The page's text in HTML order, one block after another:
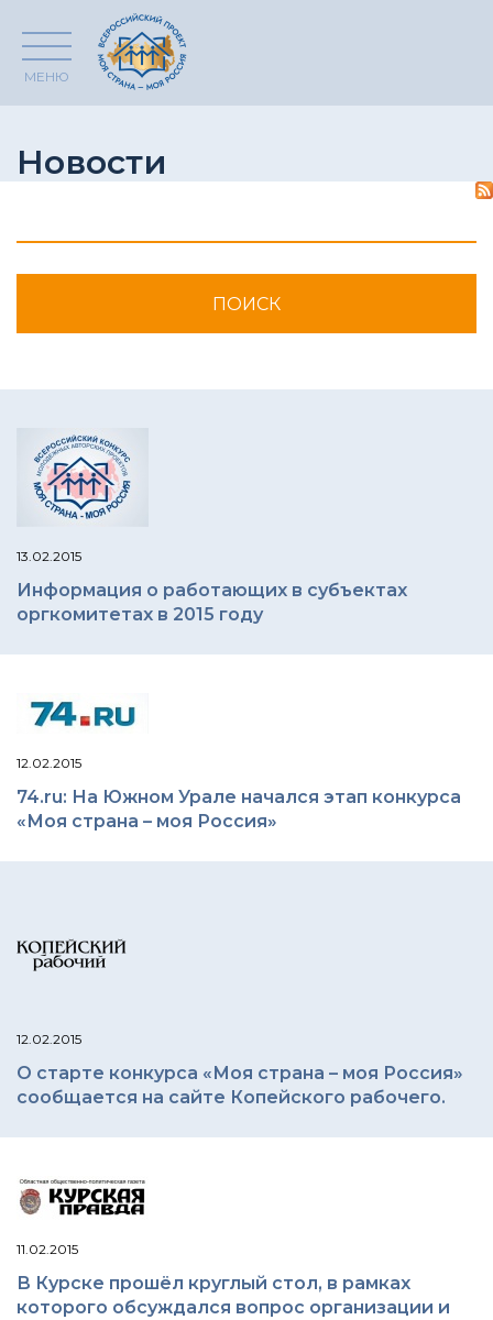
МЕНЮ
Новости
13.02.2015
Информация о работающих в субъектах
оргкомитетах в 2015 году
12.02.2015
74.ru: На Южном Урале начался этап конкурса
«Моя страна – моя Россия»
12.02.2015
О старте конкурса «Моя страна – моя Россия»
сообщается на сайте Копейского рабочего.
11.02.2015
В Курске прошёл круглый стол, в рамках
которого обсуждался вопрос организации и